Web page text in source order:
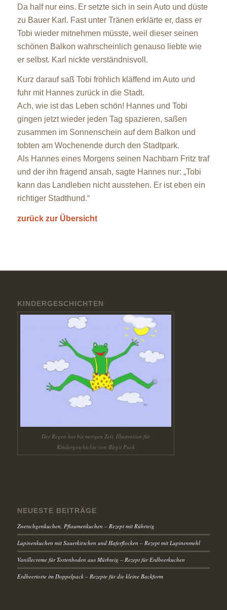
Da half nur eins. Er setzte sich in sein Auto und düste
zu Bauer Karl. Fast unter Tränen erklärte er, dass er
Tobi wieder mitnehmen müsste, weil dieser seinen
schönen Balkon wahrscheinlich genauso liebte wie
er selbst. Karl nickte verständnisvoll.
Kurz darauf saß Tobi fröhlich kläffend im Auto und
fuhr mit Hannes zurück in die Stadt.
Ach, wie ist das Leben schön! Hannes und Tobi
gingen jetzt wieder jeden Tag spazieren, saßen
zusammen im Sonnenschein auf dem Balkon und
tobten am Wochenende durch den Stadtpark.
Als Hannes eines Morgens seinen Nachbarn Fritz traf
und der ihn fragend ansah, sagte Hannes nur: „Tobi
kann das Landleben nicht ausstehen. Er ist eben ein
richtiger Stadthund.“
zurück zur Übersicht
KINDERGESCHICHTEN
Der Regen hat bis morgen Zeit, Illustration für
Kindergeschichte von Birgit Puck
NEUESTE BEITRÄGE
Zwetschgenkuchen, Pflaumenkuchen – Rezept mit Rührteig
Lupinenkuchen mit Sauerkirschen und Haferflocken – Rezept mit Lupinenmehl
Vanillecreme für Tortenboden aus Mürbteig – Rezept für Erdbeerkuchen
Erdbeertorte im Doppelpack – Rezepte für die kleine Backform